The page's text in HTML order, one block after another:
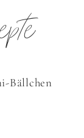
Bällchen